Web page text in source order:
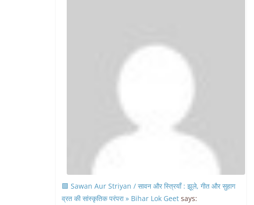
🟩 Sawan Aur Striyan / सावन और स्त्रियाँ : झूले, गीत और सुहाग
व्रत की सांस्कृतिक परंपरा » Bihar Lok Geet says: